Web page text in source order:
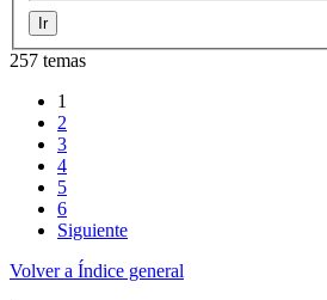
257 temas
1
2
3
4
5
6
Siguiente
Volver a Índice general